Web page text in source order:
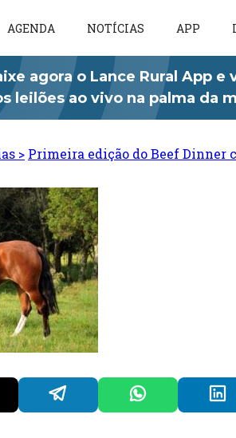
AGENDA NOTÍCIAS APP
agora o Lance Rural App e
leilões ao vivo na palma da
> Primeira edição do Beef Dinner